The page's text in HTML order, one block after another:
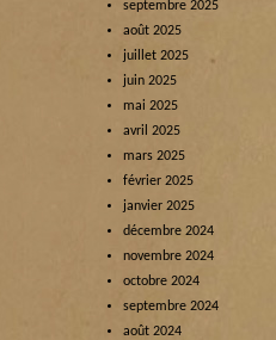
septembre 2025
août 2025
juillet 2025
juin 2025
mai 2025
avril 2025
mars 2025
février 2025
janvier 2025
décembre 2024
novembre 2024
octobre 2024
septembre 2024
août 2024